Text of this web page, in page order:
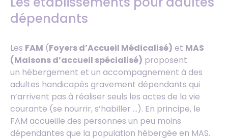
dépendants
Les FAM (Foyers d’Accueil Médicalisé) et MAS
(Maisons d’accueil spécialisé) proposent
un hébergement et un accompagnement à des
adultes handicapés gravement dépendants qui
n’arrivent pas à réaliser seuls les actes de la vie
courante (se nourrir, s’habiller …). En principe, le
FAM accueille des personnes un peu moins
dépendantes que la population hébergée en MAS.